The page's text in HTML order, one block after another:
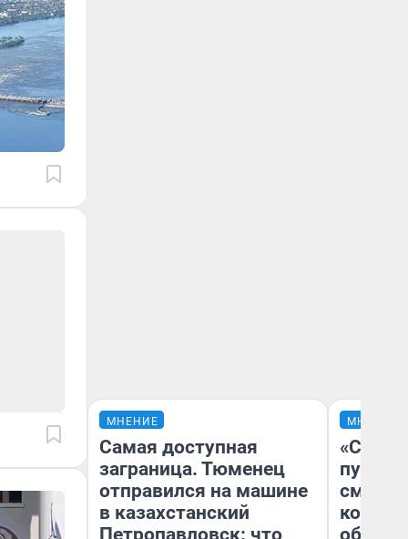
МНЕНИЕ
Самая доступная
заграница. Тюменец
отправился на машине
в казахстанский
Петропавловск: что
МНЕНИЕ